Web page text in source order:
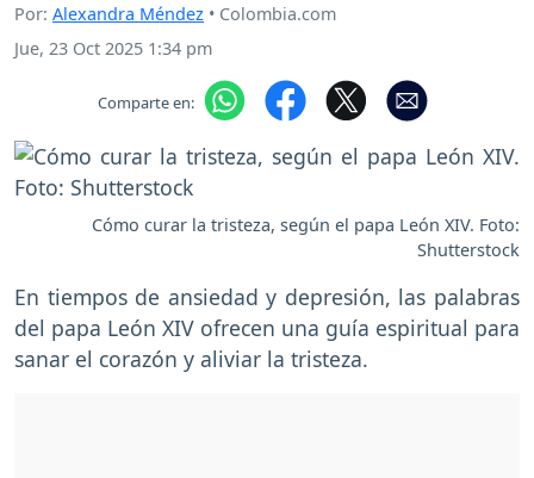
Por: Alexandra Méndez • Colombia.com
Jue, 23 Oct 2025 1:34 pm
Comparte en:
Cómo curar la tristeza, según el papa León XIV. Foto:
Shutterstock
En tiempos de ansiedad y depresión, las palabras
del papa León XIV ofrecen una guía espiritual para
sanar el corazón y aliviar la tristeza.